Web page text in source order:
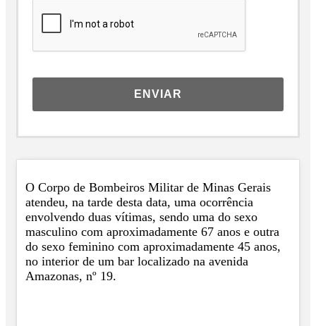
ENVIAR
O Corpo de Bombeiros Militar de Minas Gerais
atendeu, na tarde desta data, uma ocorrência
envolvendo duas vítimas, sendo uma do sexo
masculino com aproximadamente 67 anos e outra
do sexo feminino com aproximadamente 45 anos,
no interior de um bar localizado na avenida
Amazonas, nº 19.